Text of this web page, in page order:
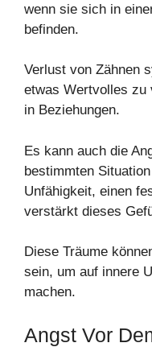
wenn sie sich in
befinden.
Verlust von Zähnen
etwas Wertvolles zu
in Beziehungen.
Es kann auch die
bestimmten
Unfähigkeit, einen
verstärkt dieses
Diese Träume
sein, um auf innere
machen.
Angst Vor